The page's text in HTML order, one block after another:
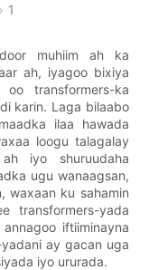
1
muhiim ah ka
ah, iyagoo bixiya
transformers-ka
karin. Laga bilaabo
ilaa hawada
loogu talagalay
iyo shuruudaha
ugu wanaagsan,
waxaan ku sahamin
transformers-yada
iftiiminayna
ay gacan uga
iyo ururada.